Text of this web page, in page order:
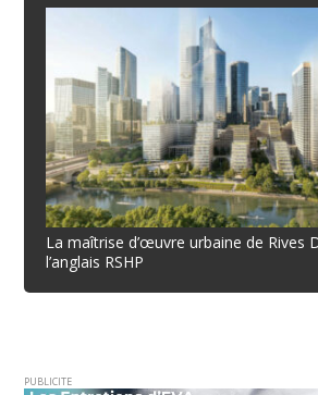
La maîtrise d’œuvre urbaine de Rives
l’anglais RSHP
PUBLICITE